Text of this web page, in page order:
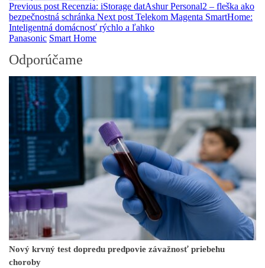
Previous post Recenzia: iStorage datAshur Personal2 – fleška ako
bezpečnostná schránka Next post Telekom Magenta SmartHome:
Inteligentná domácnosť rýchlo a ľahko
Panasonic Smart Home
Odporúčame
Nový krvný test dopredu predpovie závažnosť priebehu
choroby